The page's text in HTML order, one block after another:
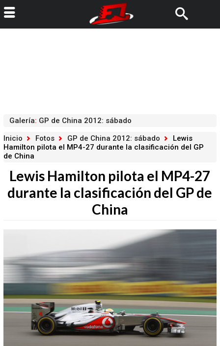
Galería: GP de China 2012: sábado
Inicio
Fotos GP de China 2012: sábado
Lewis
Hamilton pilota el MP4-27 durante la clasificación del GP
de China
Lewis Hamilton pilota el MP4-27
durante la clasificación del GP de
China